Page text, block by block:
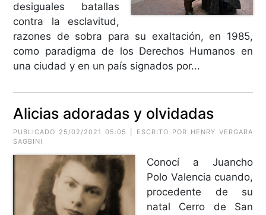
desiguales batallas
contra la esclavitud,
razones de sobra para su exaltación, en 1985,
como paradigma de los Derechos Humanos en
una ciudad y en un país signados por...
Alicias adoradas y olvidadas
PUBLICADO 25/02/2021 05:05 | ESCRITO POR HENRY VERGARA
SAGBINI
Conocí a Juancho
Polo Valencia cuando,
procedente de su
natal Cerro de San